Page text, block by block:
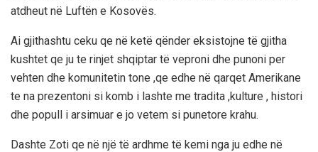
atdheut në Luftën e Kosovës.
Ai gjithashtu ceku qe në ketë qënder eksistojne të gjitha
kushtet qe ju te rinjet shqiptar të veproni dhe punoni per
vehten dhe komunitetin tone ,qe edhe në qarqet Amerikane
te na prezentoni si komb i lashte me tradita ,kulture , histori
dhe popull i arsimuar e jo vetem si punetore krahu.
Dashte Zoti qe në një të ardhme të kemi nga ju edhe në